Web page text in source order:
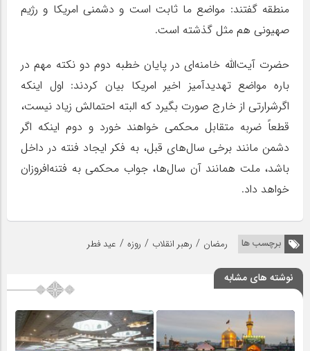
منطقه گفتند: مواضع ما ثابت است و دشمنی امریکا و رژیم
صهیونی هم مثل گذشته است.
حضرت آیت‌الله خامنه‌ای در پایان خطبه دوم دو نکته مهم در
باره مواضع تهدیدآمیز اخیر امریکا بیان کردند: اول اینکه
اگرشرارتی از خارج صورت بگیرد که البته احتمالش زیاد نیست،
قطعاً ضربه متقابل محکمی خواهند خورد و دوم اینکه اگر
دشمن مانند برخی سال‌های قبل، به فکر ایجاد فنته در داخل
باشد، ملت همانند آن سال‌ها، جواب محکمی به فتنه‌افروزان
خواهد داد.
برچسب ها رمضان / رهبر انقلاب / روزه / عید فطر
نوشته های مشابه